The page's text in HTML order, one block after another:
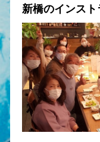
新橋のインスト